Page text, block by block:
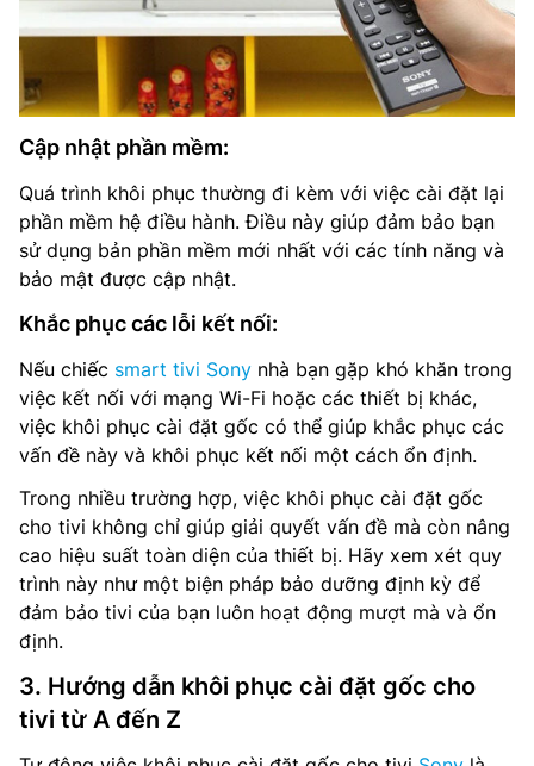
Cập nhật phần mềm:
Quá trình khôi phục thường đi kèm với việc cài đặt lại
phần mềm hệ điều hành. Điều này giúp đảm bảo bạn
sử dụng bản phần mềm mới nhất với các tính năng và
bảo mật được cập nhật.
Khắc phục các lỗi kết nối:
Nếu chiếc smart tivi Sony nhà bạn gặp khó khăn trong
việc kết nối với mạng Wi-Fi hoặc các thiết bị khác,
việc khôi phục cài đặt gốc có thể giúp khắc phục các
vấn đề này và khôi phục kết nối một cách ổn định.
Trong nhiều trường hợp, việc khôi phục cài đặt gốc
cho tivi không chỉ giúp giải quyết vấn đề mà còn nâng
cao hiệu suất toàn diện của thiết bị. Hãy xem xét quy
trình này như một biện pháp bảo dưỡng định kỳ để
đảm bảo tivi của bạn luôn hoạt động mượt mà và ổn
định.
3. Hướng dẫn khôi phục cài đặt gốc cho
tivi từ A đến Z